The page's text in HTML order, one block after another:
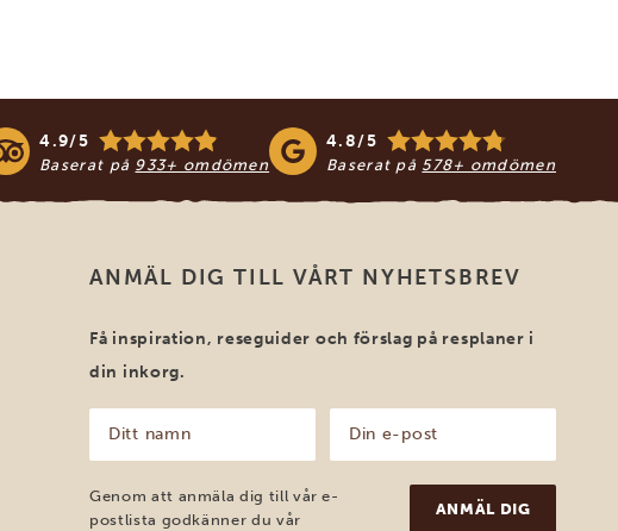
4.9/5
Baserat på 933+ omdömen
4.8/5
Baserat på 578+ omdömen
ANMÄL DIG TILL VÅRT NYHETSBREV
Få inspiration, reseguider och förslag på resplaner i
din inkorg.
namn
(Obligatoriskt)
post
(Obligatoriskt)
Genom att anmäla dig till vår e-
postlista godkänner du vår